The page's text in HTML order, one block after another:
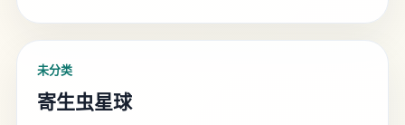
未分类
寄生虫星球